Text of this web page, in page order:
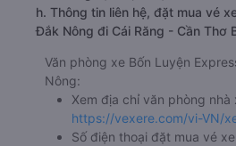
h. Thông tin liên hệ, đặt mua vé
Đắk Nông đi Cái Răng - Cần Thơ
Văn phòng xe Bốn Luyện
Nông:
Xem địa chỉ văn phòng nhà
https://vexere.com/vi-VN/
Số điện thoại đặt mua vé